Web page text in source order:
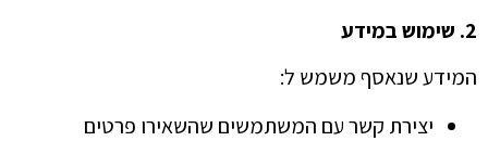
2. שימוש במידע
המידע שנאסף משמש ל:
יצירת קשר עם המשתמשים שהשאירו פרטים